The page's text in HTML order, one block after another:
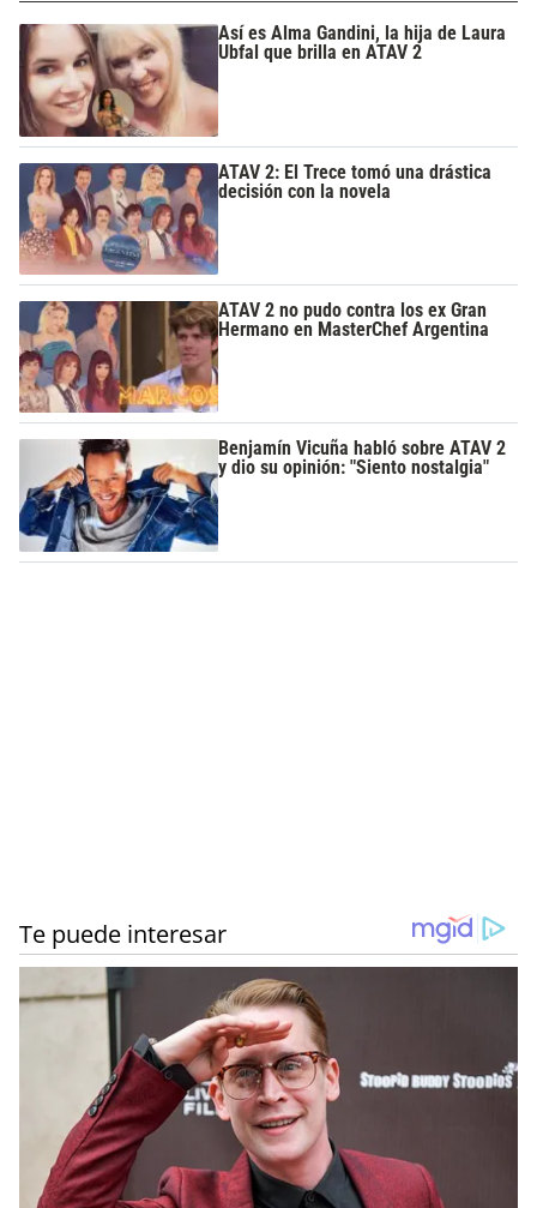
Así es Alma Gandini, la hija de Laura
Ubfal que brilla en ATAV 2
ATAV 2: El Trece tomó una drástica
decisión con la novela
ATAV 2 no pudo contra los ex Gran
Hermano en MasterChef Argentina
Benjamín Vicuña habló sobre ATAV 2
y dio su opinión: "Siento nostalgia"